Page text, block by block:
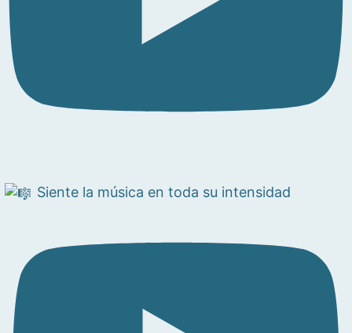
Siente la música en toda su intensidad